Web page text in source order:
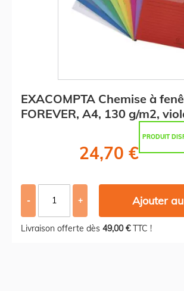
EXACOMPTA Chemise à
FOREVER, A4, 130 g/m2,
PRODUIT
24,70 €
- + Ajouter
Livraison offerte dès 49,00 €TTC !